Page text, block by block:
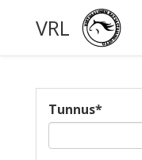
VRL
Tunnus*